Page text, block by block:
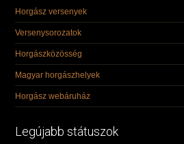
Horgász versenyek
Versenysorozatok
Horgászközösség
Magyar horgászhelyek
Horgász webáruház
Legújabb státuszok